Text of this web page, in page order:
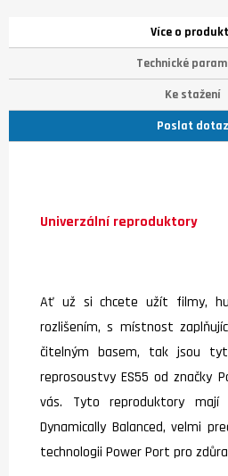
Více o
Technické
Ke stažení
Poslat dotaz
Univerzální reproduktory
Ať už si chcete užít filmy,
rozlišením, s místnost
čitelným basem, tak jsou
reprosoustvy ES55 od značky
vás. Tyto reproduktory mají
Dynamically Balanced, velmi
technologii Power Port pro